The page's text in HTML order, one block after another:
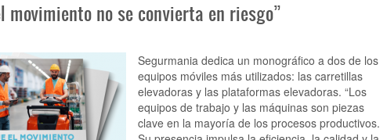
las
crece
hasta
mayo
un
6%,
marcando
movimiento no se convierta en riesgo”
Segurmania dedica un monográfico a dos de los
equipos móviles más utilizados: las carretillas
elevadoras y las plataformas elevadoras. “Los
equipos de trabajo y las máquinas son piezas
clave en la mayoría de los procesos productivos.